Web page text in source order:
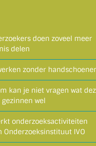
doen zoveel meer
delen
zonder
kan je niet vragen wat
wel
onderzoeksactiviteiten
Onderzoeksinstituut IVO